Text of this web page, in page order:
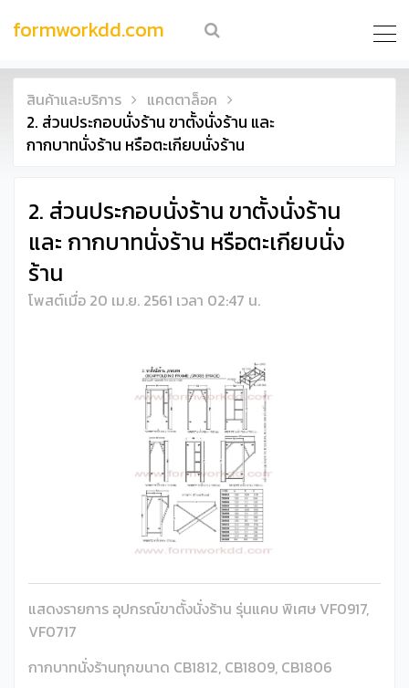
formworkdd.com
สินค้าและบริการ แคตตาล็อค
2. ส่วนประกอบนั่งร้าน ขาตั้งนั่งร้าน และ
กากบาทนั่งร้าน หรือตะเกียบนั่งร้าน
2. ส่วนประกอบนั่งร้าน ขาตั้งนั่งร้าน
และ กากบาทนั่งร้าน หรือตะเกียบนั่ง
ร้าน
โพสต์เมื่อ 20 เม.ย. 2561 เวลา 02:47 น.
แสดงรายการ อุปกรณ์ขาตั้งนั่งร้าน รุ่นแคบ พิเศษ VF0917,
VF0717
กากบาทนั่งร้านทุกขนาด CB1812, CB1809, CB1806